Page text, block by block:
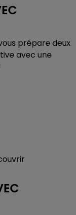
prépare deux
avec une